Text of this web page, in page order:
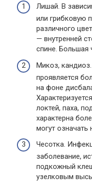
Лишай. В
или грибковую
различного
— внутренней
спине. Большая
Микоз,
проявляется
на фоне
локтей, паха,
характерна
могут
Чесотка.
заболевание,
подкожный
узелковым